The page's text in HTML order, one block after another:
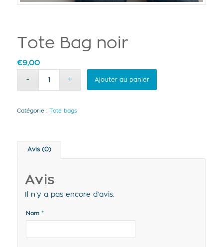
Tote Bag noir
€9,00
Ajouter au panier
Catégorie : Tote bags
Avis (0)
Avis
Il n’y a pas encore d’avis.
Nom *